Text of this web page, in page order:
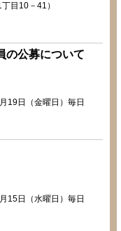
目10－41）
公募について
19日（金曜日）毎日
15日（水曜日）毎日